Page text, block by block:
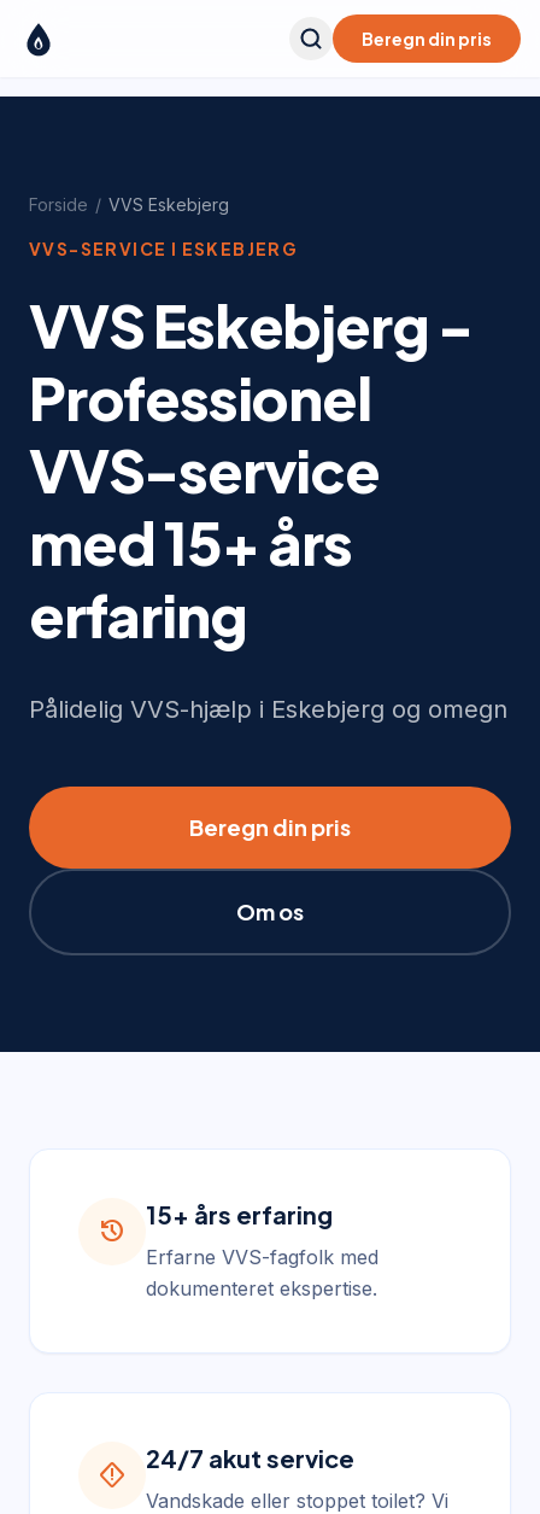
Beregn din pris
Forside / VVS Eskebjerg
VVS-SERVICE I ESKEBJERG
VVS Eskebjerg -
Professionel
VVS-service
med 15+ års
erfaring
Pålidelig VVS-hjælp i Eskebjerg og omegn
Beregn din pris
Om os
history
15+ års erfaring
Erfarne VVS-fagfolk med
dokumenteret ekspertise.
emergency_home
24/7 akut service
Vandskade eller stoppet toilet? Vi